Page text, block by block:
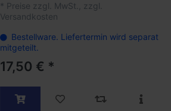
* Preise zzgl. MwSt., zzgl.
Versandkosten
Bestellware. Liefertermin wird separat
mitgeteilt.
17,50 € *